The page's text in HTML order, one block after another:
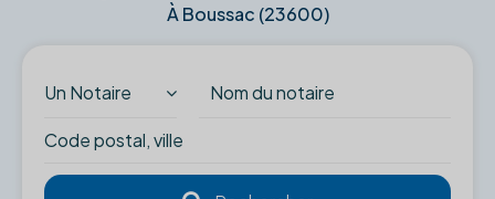
À Boussac (23600)
Un Notaire